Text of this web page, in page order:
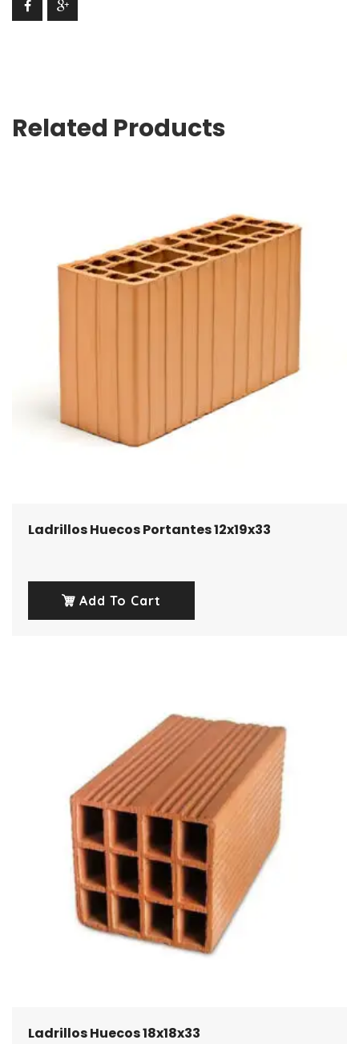
Related Products
Ladrillos Huecos Portantes 12x19x33
Add To Cart
Ladrillos Huecos 18x18x33